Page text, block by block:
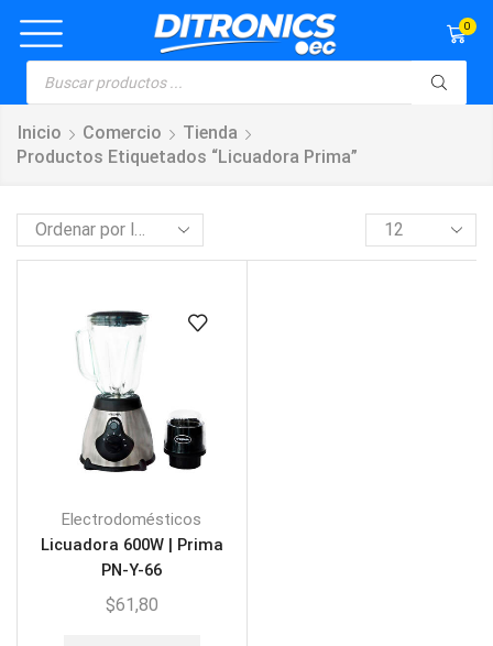
0
Inicio Comercio
Tienda
Productos Etiquetados “licuadora Prima”
Electrodomésticos
Licuadora 600W | Prima
PN-Y-66
$61,80